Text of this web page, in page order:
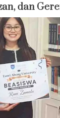
dan